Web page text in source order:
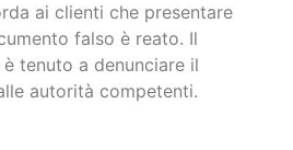
ai clienti che presentare
falso è reato. Il
tenuto a denunciare il
autorità competenti.